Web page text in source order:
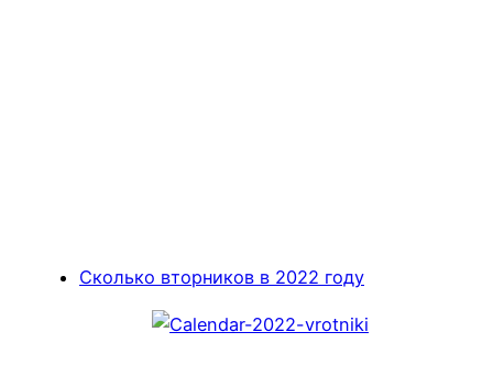
Сколько вторников в 2022 году